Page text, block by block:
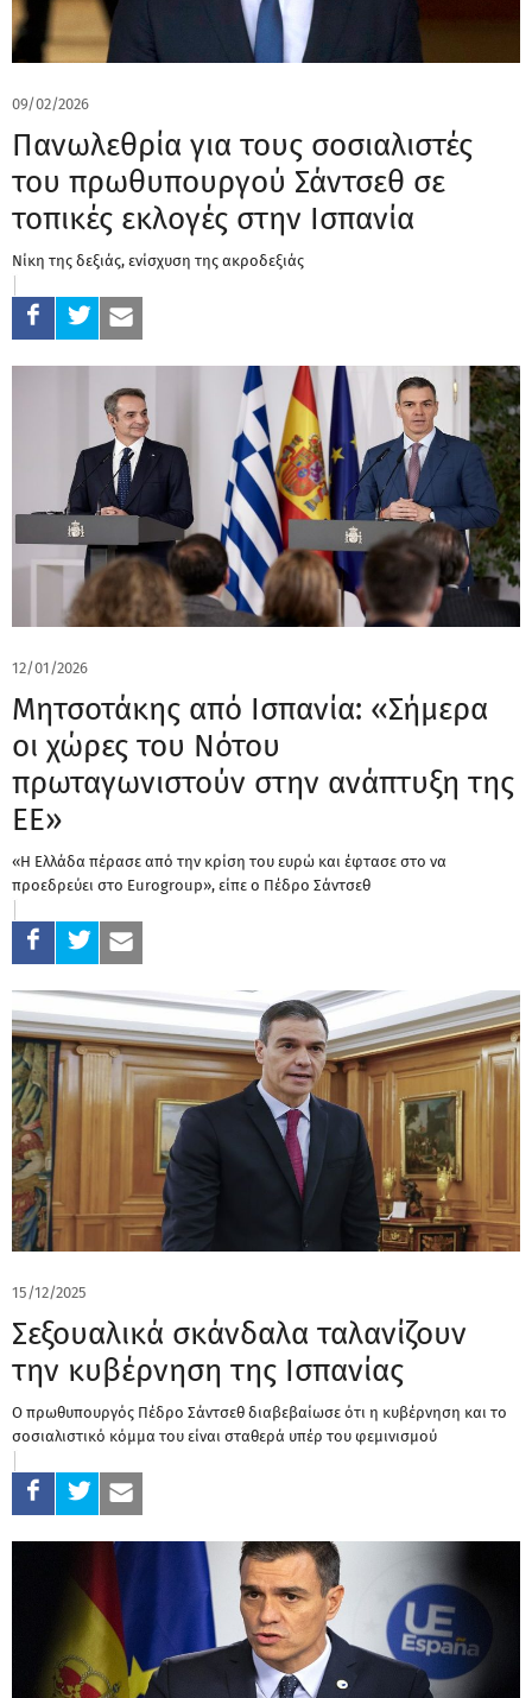
09/02/2026
Πανωλεθρία για τους σοσιαλιστές
του πρωθυπουργού Σάντσεθ σε
τοπικές εκλογές στην Ισπανία
Νίκη της δεξιάς, ενίσχυση της ακροδεξιάς
12/01/2026
Μητσοτάκης από Ισπανία: «Σήμερα
οι χώρες του Νότου
πρωταγωνιστούν στην ανάπτυξη της
ΕΕ»
«Η Ελλάδα πέρασε από την κρίση του ευρώ και έφτασε στο να
προεδρεύει στο Eurogroup», είπε ο Πέδρο Σάντσεθ
15/12/2025
Σεξουαλικά σκάνδαλα ταλανίζουν
την κυβέρνηση της Ισπανίας
Ο πρωθυπουργός Πέδρο Σάντσεθ διαβεβαίωσε ότι η κυβέρνηση και το
σοσιαλιστικό κόμμα του είναι σταθερά υπέρ του φεμινισμού